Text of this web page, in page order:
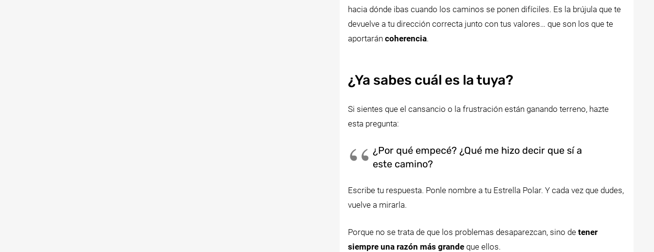
hacia dónde ibas cuando los caminos se ponen difíciles. Es la brújula que te
devuelve a tu dirección correcta junto con tus valores… que son los que te
aportarán coherencia.
¿Ya sabes cuál es la tuya?
Si sientes que el cansancio o la frustración están ganando terreno, hazte
esta pregunta:
¿Por qué empecé? ¿Qué me hizo decir que sí a
este camino?
Escribe tu respuesta. Ponle nombre a tu Estrella Polar. Y cada vez que dudes,
vuelve a mirarla.
Porque no se trata de que los problemas desaparezcan, sino de tener
siempre una razón más grandeque ellos.